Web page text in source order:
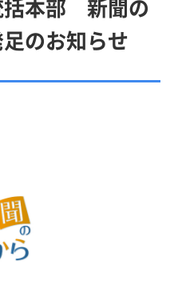
括本部 新聞の
のお知らせ